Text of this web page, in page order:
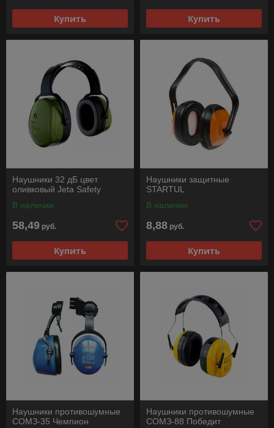
Купить Купить
Наушники 32 дБ цвет
оливковый Jeta Safety
В наличии
58,49 руб.
Купить
Наушники защитные
STARTUL
В наличии
8,88 руб.
Купить
Наушники противошумные
СОМЗ-35 Чемпион
Наушники противошумные
СОМЗ-88 Победит